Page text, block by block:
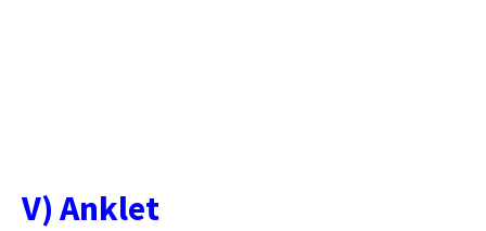
V) Anklet